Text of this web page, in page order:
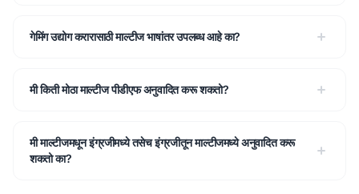
गेमिंग उद्योग करारासाठी माल्टीज भाषांतर उपलब्ध आहे का?
मी किती मोठा माल्टीज पीडीएफ अनुवादित करू शकतो?
मी माल्टीजमधून इंग्रजीमध्ये तसेच इंग्रजीतून माल्टीजमध्ये अनुवादित करू
शकतो का?